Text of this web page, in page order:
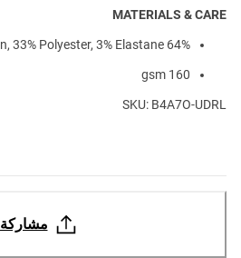
MATERIALS & CARE
64% Cotton, 33% Polyester, 3% Elastane
160 gsm
SKU: B4A7O-UDRL
مشاركة